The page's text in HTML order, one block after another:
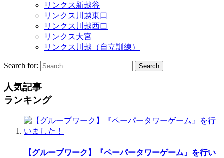
リンクス新越谷
リンクス川越東口
リンクス川越西口
リンクス大宮
リンクス川越（自立訓練）
Search for: Search
人気記事
ランキング
【グループワーク】『ペーパータワーゲーム』を行い